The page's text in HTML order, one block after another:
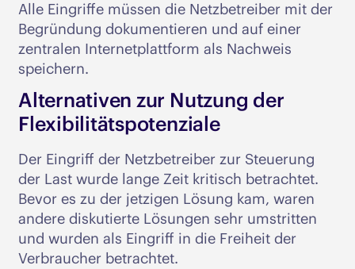
Alle Eingriffe müssen die Netzbetreiber mit der
Begründung dokumentieren und auf einer
zentralen Internetplattform als Nachweis
speichern.
Alternativen zur Nutzung der
Flexibilitätspotenziale
Der Eingriff der Netzbetreiber zur Steuerung
der Last wurde lange Zeit kritisch betrachtet.
Bevor es zu der jetzigen Lösung kam, waren
andere diskutierte Lösungen sehr umstritten
und wurden als Eingriff in die Freiheit der
Verbraucher betrachtet.